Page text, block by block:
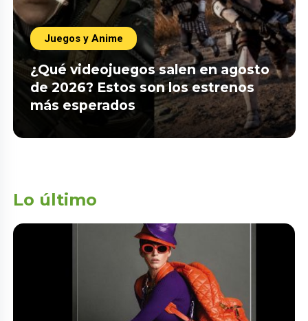
Juegos y Anime
¿Qué videojuegos salen en agosto
de 2026? Estos son los estrenos
más esperados
Lo último